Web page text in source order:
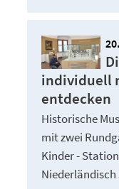
individuell
entdecken
Historische
mit zwei
Kinder -